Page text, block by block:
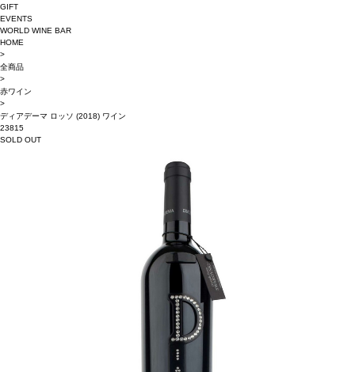
GIFT
EVENTS
WORLD WINE BAR
HOME
>
全商品
>
赤ワイン
>
ディアデーマ ロッソ (2018) ワイン
23815
SOLD OUT